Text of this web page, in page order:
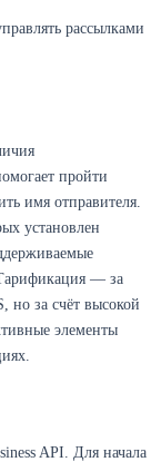
рассылками
пройти
имя отправителя.
установлен
— за
но за счёт высокой
элементы
API. Для начала